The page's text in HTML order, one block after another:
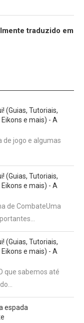
traduzido em
(Guias, Tutoriais,
e mais) - A
de jogo e algumas
(Guias, Tutoriais,
e mais) - A
de CombateUma
(Guias, Tutoriais,
e mais) - A
que sabemos até
espada